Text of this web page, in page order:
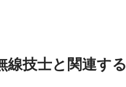
線技士と関連す